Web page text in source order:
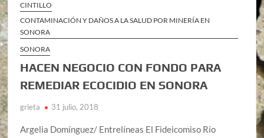
CINTILLO
CONTAMINACIÓN Y DAÑOS A LA SALUD POR MINERÍA EN
SONORA
SONORA
HACEN NEGOCIO CON FONDO PARA
REMEDIAR ECOCIDIO EN SONORA
grieta 31 julio, 2018
Argelia Domínguez/ Entrelíneas El Fideicomiso Río